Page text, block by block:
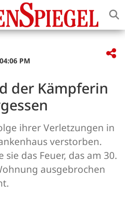
PM
der Kämpferin
ihrer Verletzungen in
verstorben.
das Feuer, das am 30.
ausgebrochen